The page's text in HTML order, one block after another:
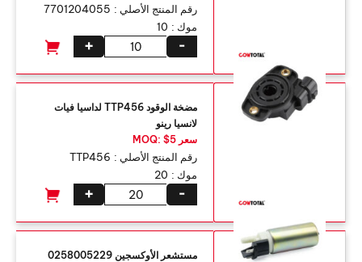
رقم المنتج الأصلي : 7701204055
موك : 10
+ -
مضخة الوقود TTP456 لداسيا فيات
لانسيا رينو
سعر MOQ: $5
رقم المنتج الأصلي : TTP456
موك : 20
+ -
مستشعر الأوكسجين 0258005229